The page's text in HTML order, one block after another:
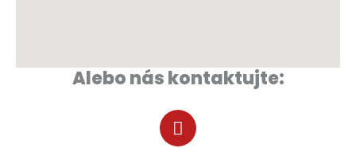
Alebo nás kontaktujte: